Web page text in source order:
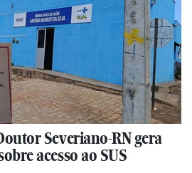
Severiano-RN gera
acesso ao SUS